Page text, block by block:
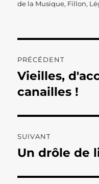
de la Musique, Fillon,
de
l’article
PRÉCÉDENT
Publication
précédente :
Vieilles,
canailles !
SUIVANT
Publication
Un drôle de